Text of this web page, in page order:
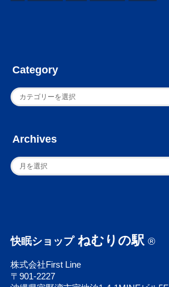
Category
Archives
快眠ショップねむりの駅 ®
株式会社First Line
〒901-2227